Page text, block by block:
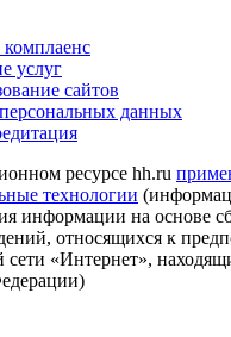
услуг
сайтов
данных
ресурсе hh.ru
технологии
информации на основе
относящихся к
сети «Интернет»,